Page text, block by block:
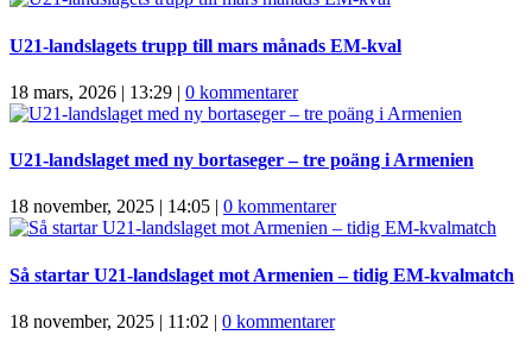
U21-landslagets trupp till mars månads EM-kval
18 mars, 2026 | 13:29 | 0 kommentarer
U21-landslaget med ny bortaseger – tre poäng i Armenien
18 november, 2025 | 14:05 0 kommentarer
Så startar U21-landslaget mot Armenien – tidig EM-kvalmatch
18 november, 2025 | 11:02 | 0 kommentarer